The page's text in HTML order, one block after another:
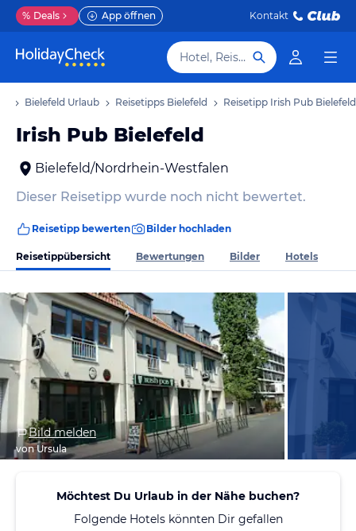
% Deals App öffnen Kontakt
Hotel, Reiseziel
Bielefeld Urlaub Reisetipps Bielefeld Reisetipp Irish Pub Bielefeld
Irish Pub Bielefeld
Bielefeld/Nordrhein-Westfalen
Dieser Reisetipp wurde noch nicht bewertet.
Reisetipp bewerten Bilder hochladen
Reisetippübersicht Bewertungen Bilder Hotels
Bild melden
von Ursula
Möchtest Du Urlaub in der Nähe buchen?
Folgende Hotels könnten Dir gefallen